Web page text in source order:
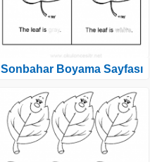
Sonbahar Boyama Sayfası